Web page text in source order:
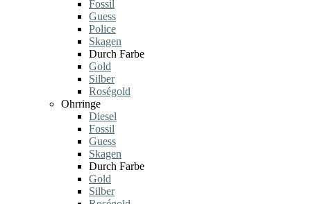
Fossil
Guess
Police
Skagen
Durch Farbe
Gold
Silber
Roségold
Ohrringe
Diesel
Fossil
Guess
Skagen
Durch Farbe
Gold
Silber